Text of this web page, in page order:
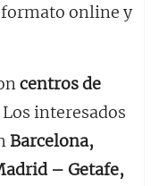
online y
centros de
interesados
Barcelona,
– Getafe,